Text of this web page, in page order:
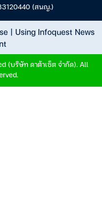
(สนญ.)
| Using Infoquest News
(บริษัท ดาต้าเซ็ต จำกัด). All